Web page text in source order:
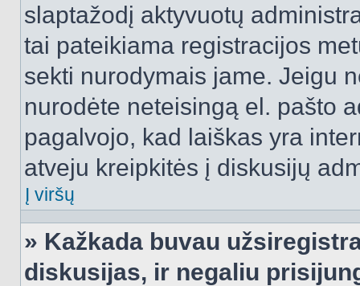
slaptažodį aktyvuotų
tai pateikiama registracijos
sekti nurodymais jame. Jeigu
nurodėte neteisingą el. pašto
pagalvojo, kad laiškas yra
atveju kreipkitės į diskusijų
Į viršų
» Kažkada buvau
diskusijas, ir negaliu